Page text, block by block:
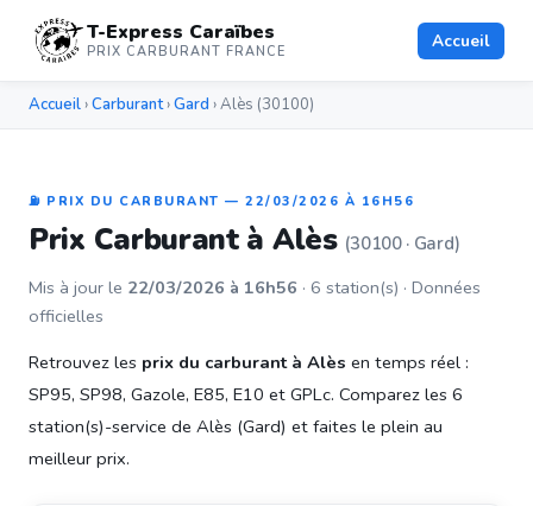
T-Express Caraïbes
PRIX CARBURANT FRANCE Accueil
Accueil ›Carburant›Gard › Alès (30100)
⛽ PRIX DU CARBURANT — 22/03/2026 À 16H56
Prix Carburant à Alès (30100 · Gard)
Mis à jour le 22/03/2026 à 16h56 · 6 station(s) · Données
officielles
Retrouvez les prix du carburant à Alès en temps réel :
SP95, SP98, Gazole, E85, E10 et GPLc. Comparez les 6
station(s)-service de Alès (Gard) et faites le plein au
meilleur prix.